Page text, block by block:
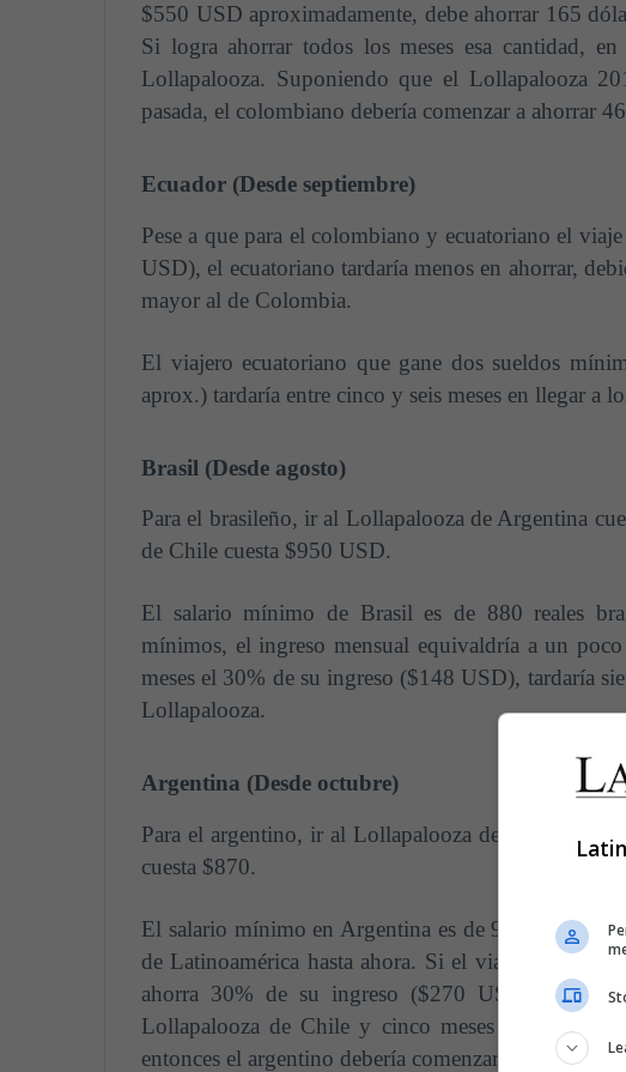
$550 USD aproximadamente, debe ahorrar 165
Si logra ahorrar todos los meses esa cantidad,
Lollapalooza. Suponiendo que el Lollapalooza
pasada, el colombiano debería comenzar a ahorrar
Ecuador (Desde septiembre)
Pese a que para el colombiano y ecuatoriano el
USD), el ecuatoriano tardaría menos en ahorrar,
mayor al de Colombia.
El viajero ecuatoriano que gane dos sueldos
aprox.) tardaría entre cinco y seis meses en llegar a
Brasil (Desde agosto)
Para el brasileño, ir al Lollapalooza de Argentina
de Chile cuesta $950 USD.
El salario mínimo de Brasil es de 880 reales
mínimos, el ingreso mensual equivaldría a un
meses el 30% de su ingreso ($148 USD), tardaría
Lollapalooza.
Argentina (Desde octubre)
Para el argentino, ir al Lollapalooza de Brasil
cuesta $870.
El salario mínimo en Argentina es de 9.500 pesos
de Latinoamérica hasta ahora. Si el viajero gana
ahorra 30% de su ingreso ($270 USD),
Lollapalooza de Chile y cinco meses para ir al
entonces el argentino debería comenzar a ahorrar